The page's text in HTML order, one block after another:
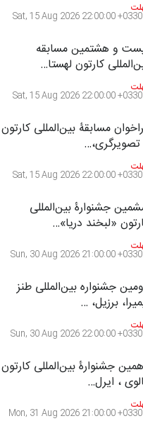
Sat, 15 Aug 2026 22:00:00 +0330
و هشتمین مسابقه
کارتون لهستا…
Sat, 15 Aug 2026 22:00:00 +0330
مسابقۀ بین‌المللی کارتون
Sat, 15 Aug 2026 22:00:00 +0330
جشنوارۀ بین‌المللی
«لبخند دریا»…
Sun, 30 Aug 2026 21:00:00 +0330
جشنواره بین‌المللی طنز
برزیل، …
Sun, 30 Aug 2026 22:00:00 +0330
جشنوارۀ بین‌المللی کارتون
، ایرل…
Mon, 31 Aug 2026 21:00:00 +0330